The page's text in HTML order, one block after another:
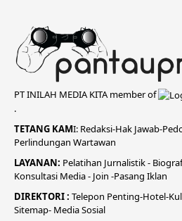
PT INILAH MEDIA KITA member of
.
TETANG KAMI: Redaksi-Hak Jawab-
Perlindungan Wartawan
LAYANAN: Pelatihan Jurnalistik -
Konsultasi Media- Join -Pasang Iklan
DIREKTORI: Telepon Penting-Hotel-
Sitemap- Media Sosial